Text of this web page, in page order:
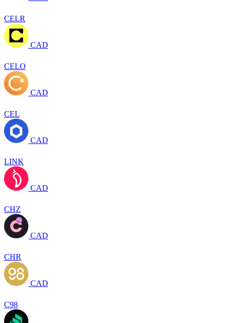
CELR
CAD
CELO
CAD
CEL
CAD
LINK
CAD
CHZ
CAD
CHR
CAD
C98